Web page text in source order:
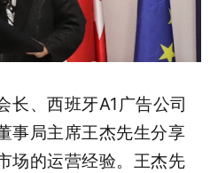
长、西班牙A1广告公司
事局主席王杰先生分享
场的运营经验。王杰先